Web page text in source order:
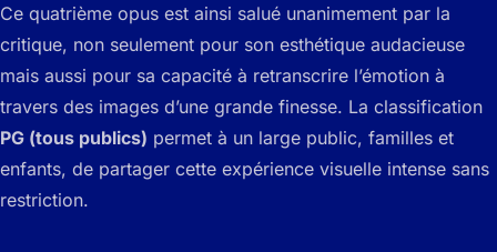
Ce quatrième opus est ainsi salué unanimement par la
critique, non seulement pour son esthétique audacieuse
mais aussi pour sa capacité à retranscrire l’émotion à
travers des images d’une grande finesse. La classification
PG (tous publics) permet à un large public, familles et
enfants, de partager cette expérience visuelle intense sans
restriction.